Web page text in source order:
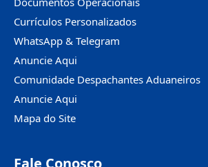
Currículos Personalizados
WhatsApp & Telegram
Anuncie Aqui
Comunidade Despachantes Aduaneiros
Anuncie Aqui
Mapa do Site
Fale Conosco